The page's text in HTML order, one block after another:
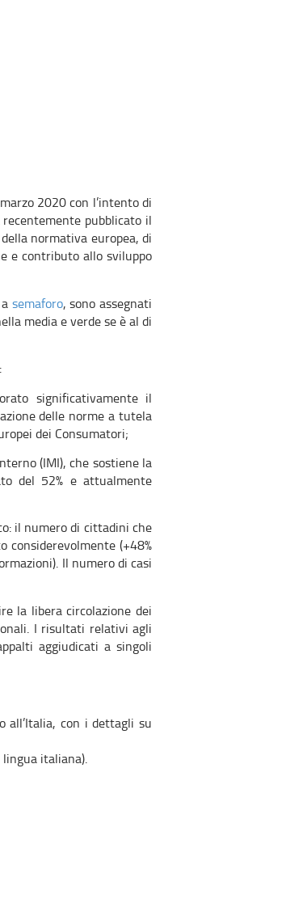
2020 con l’intento di
pubblicato il
normativa europea, di
e contributo allo sviluppo
semaforo, sono assegnati
media e verde se è al di
significativamente il
delle norme a tutela
dei Consumatori;
(IMI), che sostiene la
del 52% e attualmente
il numero di cittadini che
considerevolmente (+48%
Il numero di casi
la libera circolazione dei
I risultati relativi agli
aggiudicati a singoli
all’Italia, con i dettagli su
italiana).